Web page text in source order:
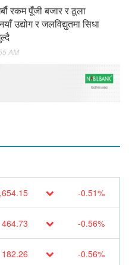
रकम पूँजी बजार र ठूला
उद्योग र जलविद्युतमा सिधा
AM
-0.51%
464.73 -0.56%
182.26 -0.56%